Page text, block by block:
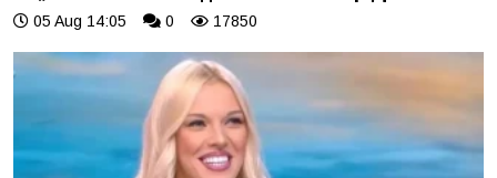
05 Aug 14:05 0 17850